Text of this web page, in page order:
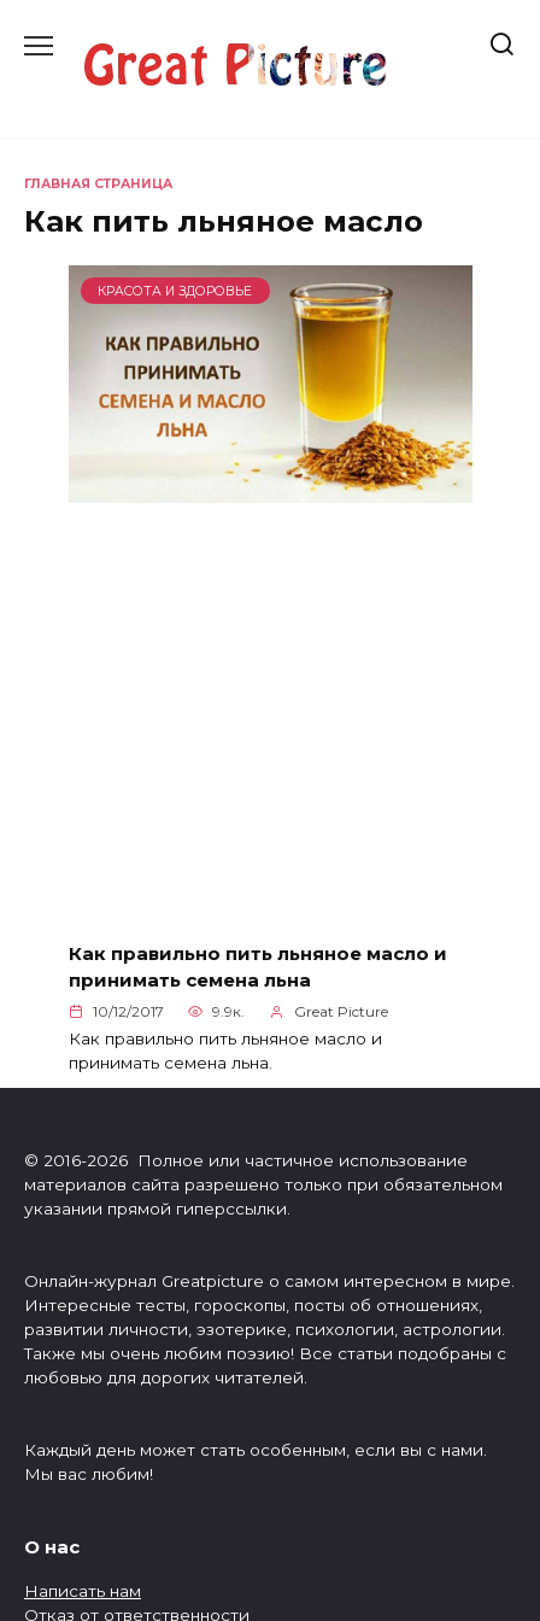
содержанию
ГЛАВНАЯ СТРАНИЦА
Как пить льняное масло
КРАСОТА И ЗДОРОВЬЕ
Как правильно пить льняное масло и
принимать семена льна
10/12/2017 9.9к. Great Picture
Как правильно пить льняное масло и
принимать семена льна.
© 2016-2026 Полное или частичное использование
материалов сайта разрешено только при обязательном
указании прямой гиперссылки.
Онлайн-журнал Greatpicture о самом интересном в мире.
Интересные тесты, гороскопы, посты об отношениях,
развитии личности, эзотерике, психологии, астрологии.
Также мы очень любим поэзию! Все статьи подобраны с
любовью для дорогих читателей.
Каждый день может стать особенным, если вы с нами.
Мы вас любим!
О нас
Написать нам
Отказ от ответственности